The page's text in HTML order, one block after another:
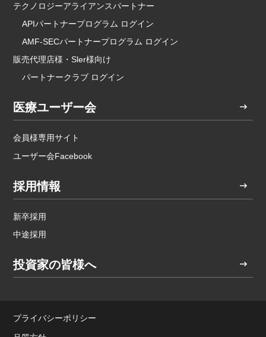
テクノロジーアライアンスパートナー
APIパートナープログラム ログイン
AMF-SECパートナープログラム ログイン
販売代理店様・Sler様向け
パートナークラブ ログイン
医療ユーザー会
会員様専用サイト
ユーザー会Facebook
採用情報
新卒採用
中途採用
投資家の皆様へ
プライバシーポリシー